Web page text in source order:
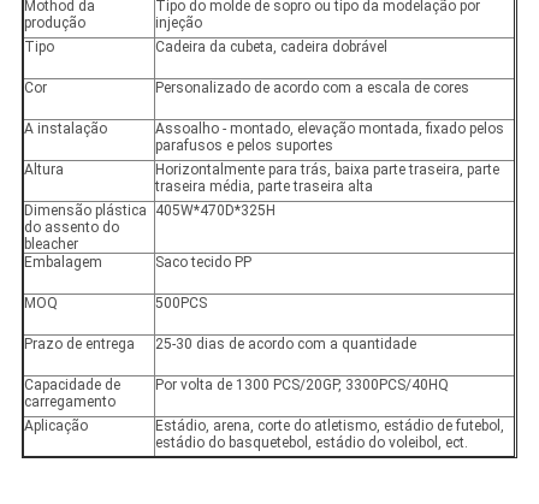
Mothod da
produção
Tipo do molde de sopro ou tipo da modelação por
injeção
Tipo
Cadeira da cubeta, cadeira dobrável
Cor Personalizado de acordo com a escala de cores
A instalação
Assoalho - montado, elevação montada, fixado pelos
parafusos e pelos suportes
Altura
Horizontalmente para trás, baixa parte traseira, parte
traseira média, parte traseira alta
Dimensão plástica
do assento do
bleacher
405W*470D*325H
Embalagem Saco tecido PP
MOQ 500PCS
Prazo de entrega 25-30 dias de acordo com a quantidade
Capacidade de
carregamento
Por volta de 1300 PCS/20GP, 3300PCS/40HQ
Aplicação
Estádio, arena, corte do atletismo, estádio de futebol,
estádio do basquetebol, estádio do voleibol, ect.